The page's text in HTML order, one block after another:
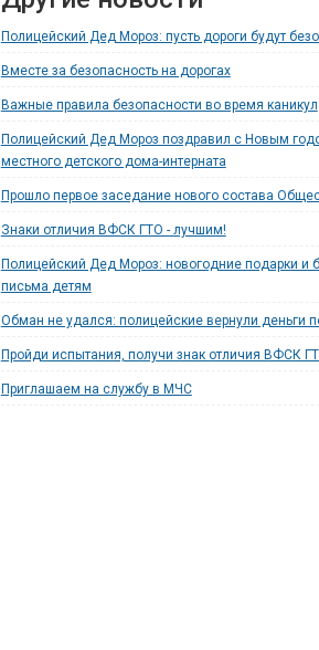
Полицейский Дед Мороз: пусть дороги будут
Вместе за безопасность на дорогах
Важные правила безопасности во время каникул
Полицейский Дед Мороз поздравил с Новым
местного детского дома-интерната
Прошло первое заседание нового состава
Знаки отличия ВФСК ГТО - лучшим!
Полицейский Дед Мороз: новогодние подарки и
письма детям
Обман не удался: полицейские вернули деньги
Пройди испытания, получи знак отличия ВФСК
Приглашаем на службу в МЧС